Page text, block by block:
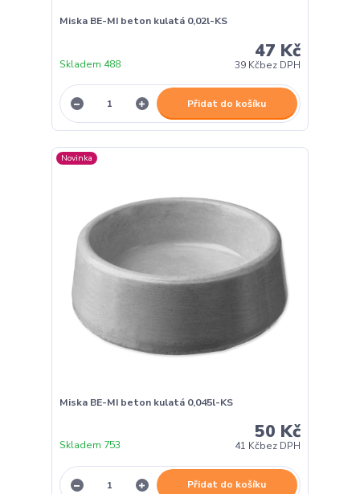
Miska BE-MI beton kulatá 0,02l-KS
47 Kč
39 Kčbez DPH
Skladem 488
Přidat do košíku
Novinka
Miska BE-MI beton kulatá 0,045l-KS
50 Kč
41 Kčbez DPH
Skladem 753
Přidat do košíku